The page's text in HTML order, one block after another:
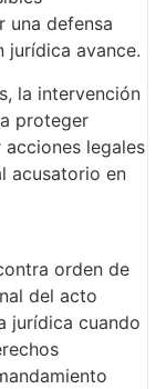
una defensa
jurídica avance.
la intervención
proteger
legales
acusatorio en
orden de
del acto
jurídica cuando